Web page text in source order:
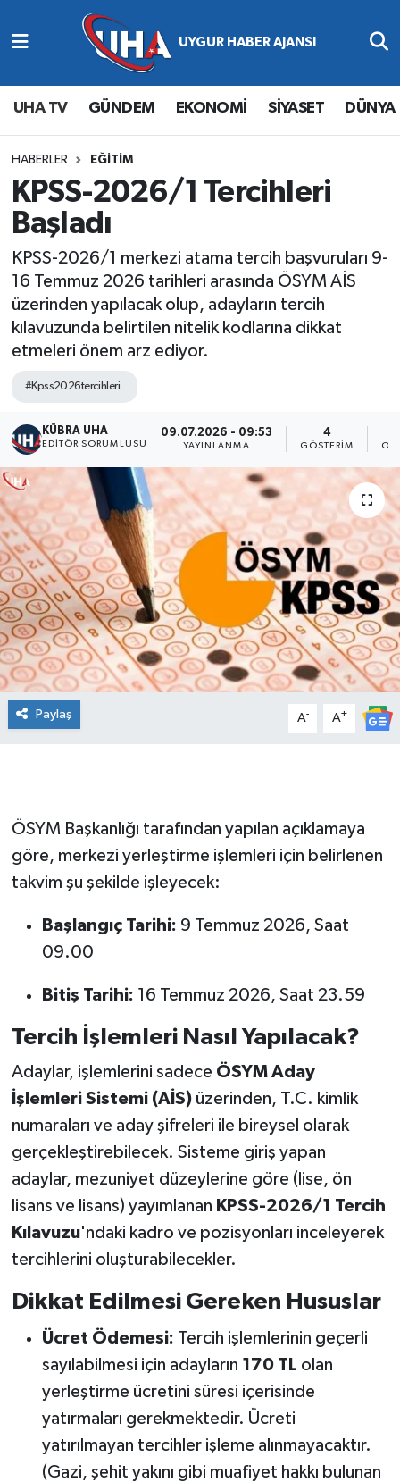
UHA TV GÜNDEM EKONOMİ SİYASET DÜNYA
HABERLER EĞİTİM
KPSS-2026/1 Tercihleri
Başladı
KPSS-2026/1 merkezi atama tercih başvuruları 9-
16 Temmuz 2026 tarihleri arasında ÖSYM AİS
üzerinden yapılacak olup, adayların tercih
kılavuzunda belirtilen nitelik kodlarına dikkat
etmeleri önem arz ediyor.
#Kpss2026tercihleri
KÜBRA UHA
EDİTÖR SORUMLUSU
09.07.2026 - 09:53
YAYINLANMA
4
GÖSTERIM
Paylaş A- A+
ÖSYM Başkanlığı tarafından yapılan açıklamaya
göre, merkezi yerleştirme işlemleri için belirlenen
takvim şu şekilde işleyecek:
Başlangıç Tarihi: 9 Temmuz 2026, Saat
09.00
Bitiş Tarihi: 16 Temmuz 2026, Saat 23.59
Tercih İşlemleri Nasıl Yapılacak?
Adaylar, işlemlerini sadece ÖSYM Aday
İşlemleri Sistemi (AİS)üzerinden, T.C. kimlik
numaraları ve aday şifreleri ile bireysel olarak
gerçekleştirebilecek. Sisteme giriş yapan
adaylar, mezuniyet düzeylerine göre (lise, ön
lisans ve lisans) yayımlanan KPSS-2026/1 Tercih
Kılavuzu'ndaki kadro ve pozisyonları inceleyerek
tercihlerini oluşturabilecekler.
Dikkat Edilmesi Gereken Hususlar
Ücret Ödemesi: Tercih işlemlerinin geçerli
sayılabilmesi için adayların 170 TL olan
yerleştirme ücretini süresi içerisinde
yatırmaları gerekmektedir. Ücreti
yatırılmayan tercihler işleme alınmayacaktır.
(Gazi, şehit yakını gibi muafiyet hakkı bulunan
Abone Ol
Gündem
Ekonomi
Magazin
Siyaset
Spor
Yaşam
Nöbetçi Eczaneler
Hava Durumu
Namaz Vakitleri
Trafik Durumu
Süper Lig Puan Durumu ve Fikstür
Tüm Manşetler
Son Dakika Haberleri
Haber Arşivi